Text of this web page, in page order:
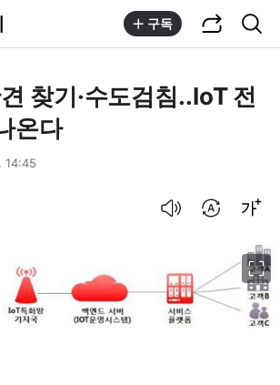
구독
찾기·수도검침..IoT 전
온다
14:45